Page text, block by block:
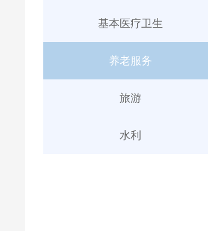
基本医疗卫生
养老服务
旅游
水利